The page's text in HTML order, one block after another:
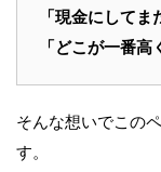
「現金にして
「どこが一番
そんな想いでこの
す。